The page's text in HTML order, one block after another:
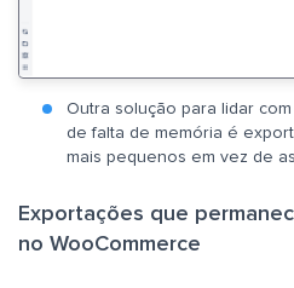
Outra solução para lidar
de falta de memória é
mais pequenos em vez de
Exportações que
no WooCommerce